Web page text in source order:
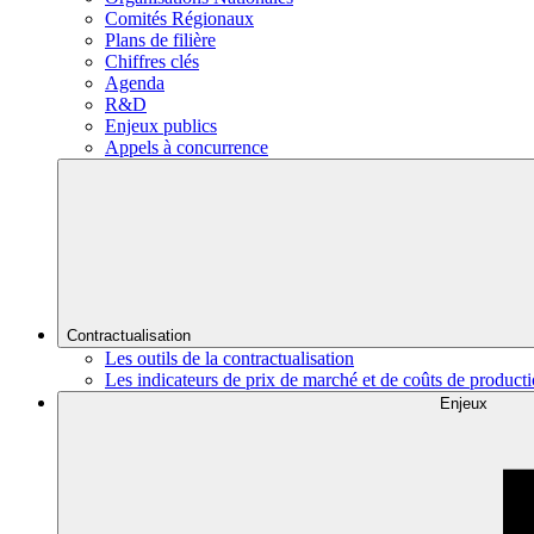
Comités Régionaux
Plans de filière
Chiffres clés
Agenda
R&D
Enjeux publics
Appels à concurrence
Contractualisation
Les outils de la contractualisation
Les indicateurs de prix de marché et de coûts de
Enjeux